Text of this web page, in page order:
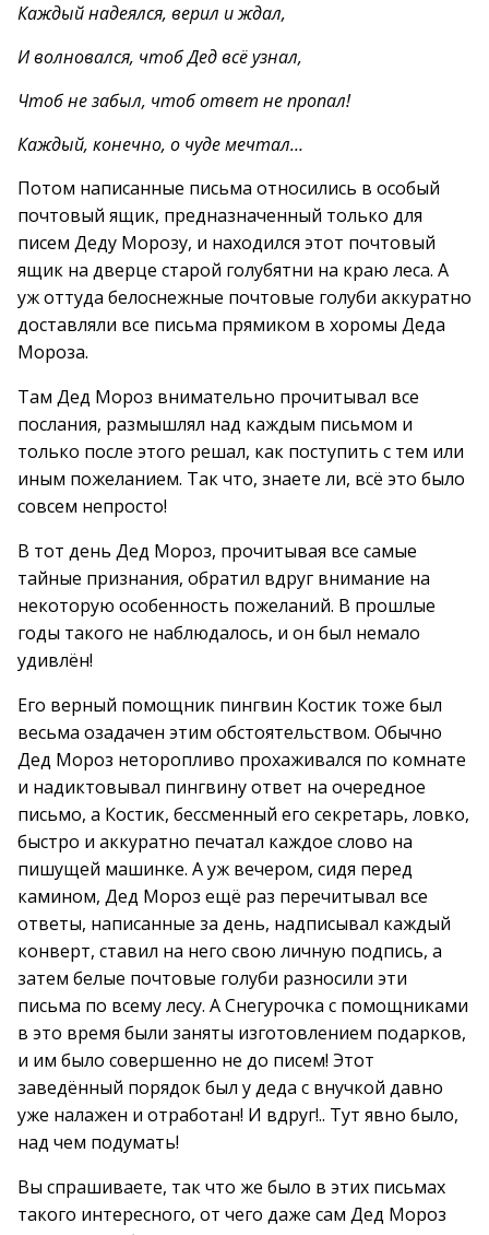
Каждый надеялся, верил и ждал,
И волновался, чтоб Дед всё узнал,
Чтоб не забыл, чтоб ответ не пропал!
Каждый, конечно, о чуде мечтал…
Потом написанные письма относились в особый
почтовый ящик, предназначенный только для
писем Деду Морозу, и находился этот почтовый
ящик на дверце старой голубятни на краю леса. А
уж оттуда белоснежные почтовые голуби аккуратно
доставляли все письма прямиком в хоромы Деда
Мороза.
Там Дед Мороз внимательно прочитывал все
послания, размышлял над каждым письмом и
только после этого решал, как поступить с тем или
иным пожеланием. Так что, знаете ли, всё это было
совсем непросто!
В тот день Дед Мороз, прочитывая все самые
тайные признания, обратил вдруг внимание на
некоторую особенность пожеланий. В прошлые
годы такого не наблюдалось, и он был немало
удивлён!
Его верный помощник пингвин Костик тоже был
весьма озадачен этим обстоятельством. Обычно
Дед Мороз неторопливо прохаживался по комнате
и надиктовывал пингвину ответ на очередное
письмо, а Костик, бессменный его секретарь, ловко,
быстро и аккуратно печатал каждое слово на
пишущей машинке. А уж вечером, сидя перед
камином, Дед Мороз ещё раз перечитывал все
ответы, написанные за день, надписывал каждый
конверт, ставил на него свою личную подпись, а
затем белые почтовые голуби разносили эти
письма по всему лесу. А Снегурочка с помощниками
в это время были заняты изготовлением подарков,
и им было совершенно не до писем! Этот
заведённый порядок был у деда с внучкой давно
уже налажен и отработан! И вдруг!.. Тут явно было,
над чем подумать!
Вы спрашиваете, так что же было в этих письмах
такого интересного, от чего даже сам Дед Мороз